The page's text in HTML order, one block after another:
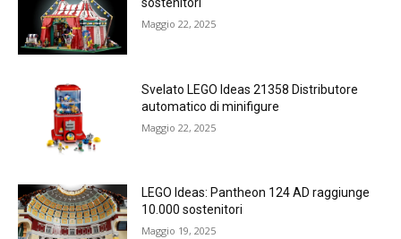
Maggio 22, 2025
Svelato LEGO Ideas 21358 Distributore
automatico di minifigure
Maggio 22, 2025
LEGO Ideas: Pantheon 124 AD raggiunge
10.000 sostenitori
Maggio 19, 2025